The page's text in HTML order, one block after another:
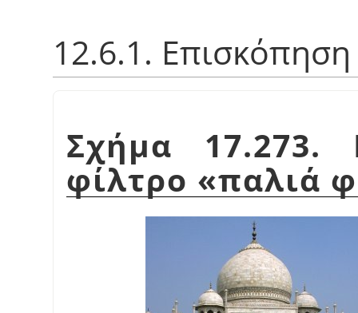
12.6.1. Επισκόπηση
Σχήμα 17.273.
φίλτρο «παλιά